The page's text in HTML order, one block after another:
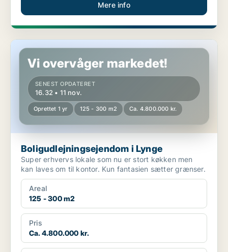
Mere info
Boligudlejningsejendom i Lynge
Vi overvåger markedet!
SENEST OPDATERET
16.32 • 11 nov.
Oprettet 1 yr 125 - 300 m2 Ca. 4.800.000 kr.
Boligudlejningsejendom i Lynge
Super erhvervs lokale som nu er stort køkken men
kan laves om til kontor. Kun fantasien sætter grænser.
Areal
125 - 300 m2
Pris
Ca. 4.800.000 kr.